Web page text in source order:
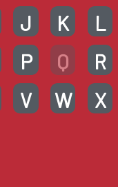
J K
L
P Q
R
V W
X